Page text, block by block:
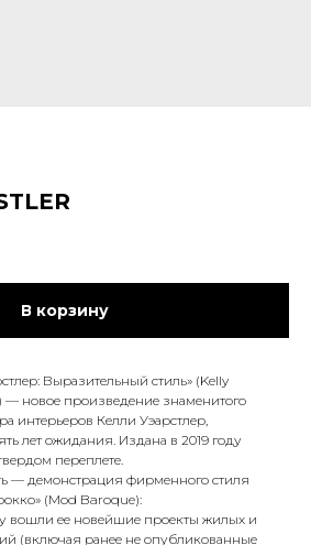
В корзину
Выразительный стиль» (Kelly
— новое произведение знаменитого
интерьеров Келли Уэарстлер,
лет ожидания. Издана в 2019 году
переплете.
— демонстрация фирменного стиля
(Mod Baroque):
вошли ее новейшие проекты жилых и
(включая ранее не опубликованные